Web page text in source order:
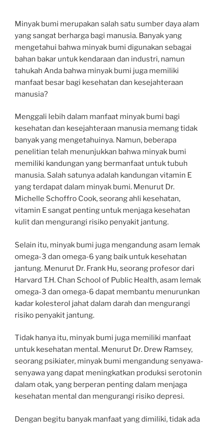
Minyak bumi merupakan salah satu sumber daya alam
yang sangat berharga bagi manusia. Banyak yang
mengetahui bahwa minyak bumi digunakan sebagai
bahan bakar untuk kendaraan dan industri, namun
tahukah Anda bahwa minyak bumi juga memiliki
manfaat besar bagi kesehatan dan kesejahteraan
manusia?
Menggali lebih dalam manfaat minyak bumi bagi
kesehatan dan kesejahteraan manusia memang tidak
banyak yang mengetahuinya. Namun, beberapa
penelitian telah menunjukkan bahwa minyak bumi
memiliki kandungan yang bermanfaat untuk tubuh
manusia. Salah satunya adalah kandungan vitamin E
yang terdapat dalam minyak bumi. Menurut Dr.
Michelle Schoffro Cook, seorang ahli kesehatan,
vitamin E sangat penting untuk menjaga kesehatan
kulit dan mengurangi risiko penyakit jantung.
Selain itu, minyak bumi juga mengandung asam lemak
omega-3 dan omega-6 yang baik untuk kesehatan
jantung. Menurut Dr. Frank Hu, seorang profesor dari
Harvard T.H. Chan School of Public Health, asam lemak
omega-3 dan omega-6 dapat membantu menurunkan
kadar kolesterol jahat dalam darah dan mengurangi
risiko penyakit jantung.
Tidak hanya itu, minyak bumi juga memiliki manfaat
untuk kesehatan mental. Menurut Dr. Drew Ramsey,
seorang psikiater, minyak bumi mengandung senyawa-
senyawa yang dapat meningkatkan produksi serotonin
dalam otak, yang berperan penting dalam menjaga
kesehatan mental dan mengurangi risiko depresi.
Dengan begitu banyak manfaat yang dimiliki, tidak ada